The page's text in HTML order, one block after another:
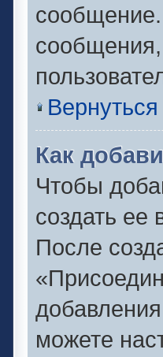
Как
Чтобы
создать ее
После
можете